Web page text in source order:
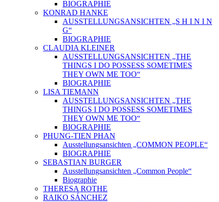
BIOGRAPHIE
KONRAD HANKE
AUSSTELLUNGSANSICHTEN „S H I N I N
G“
BIOGRAPHIE
CLAUDIA KLEINER
AUSSTELLUNGSANSICHTEN „THE
THINGS I DO POSSESS SOMETIMES
THEY OWN ME TOO“
BIOGRAPHIE
LISA TIEMANN
AUSSTELLUNGSANSICHTEN „THE
THINGS I DO POSSESS SOMETIMES
THEY OWN ME TOO“
BIOGRAPHIE
PHUNG-TIEN PHAN
Ausstellungsansichten „COMMON PEOPLE“
BIOGRAPHIE
SEBASTIAN BURGER
Ausstellungsansichten „Common People“
Biographie
THERESA ROTHE
RAIKO SÁNCHEZ